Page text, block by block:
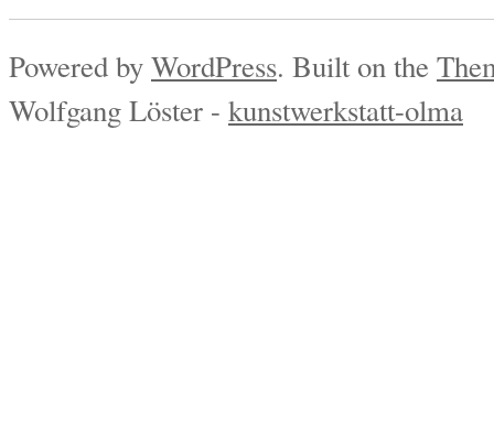
Powered byWordPress. Built on the
Wolfgang Löster - kunstwerkstatt-olma